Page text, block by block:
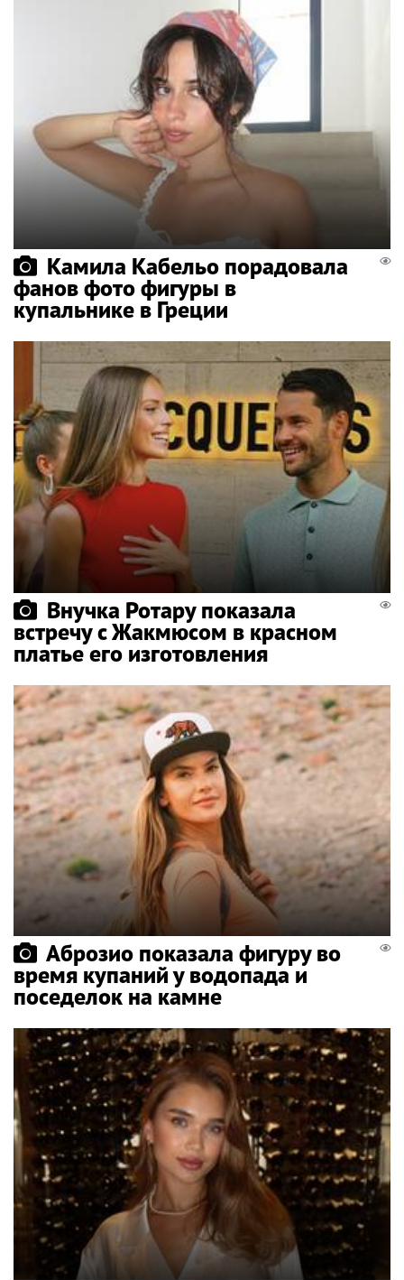
Камила Кабельо порадовала
фанов фото фигуры в
купальнике в Греции
Внучка Ротару показала
встречу с Жакмюсом в красном
платье его изготовления
Аброзио показала фигуру во
время купаний у водопада и
поседелок на камне